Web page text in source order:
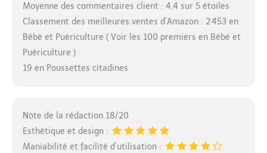
Moyenne des commentaires client : 4,4 sur 5 étoiles
Classement des meilleures ventes d’Amazon : 2 453 en
Bébé et Puériculture ( Voir les 100 premiers en Bébé et
Puériculture )
19 en Poussettes citadines
Note de la rédaction 18/20
Esthétique et design :
Maniabilité et facilité d’utilisation :